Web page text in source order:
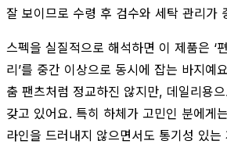
잘 보이므로 수령 후 검수와 세탁 관리가
스펙을 실질적으로 해석하면 이 제품은 ‘
리’를 중간 이상으로 동시에 잡는 바지예
춤 팬츠처럼 정교하진 않지만, 데일리용
갖고 있어요. 특히 하체가 고민인 분에게
라인을 드러내지 않으면서도 통기성 있